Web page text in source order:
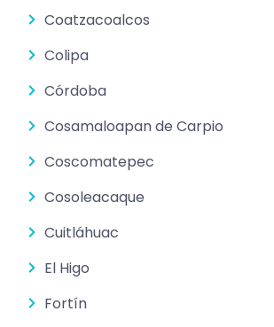
Coatzacoalcos
Colipa
Córdoba
Cosamaloapan de Carpio
Coscomatepec
Cosoleacaque
Cuitláhuac
El Higo
Fortín